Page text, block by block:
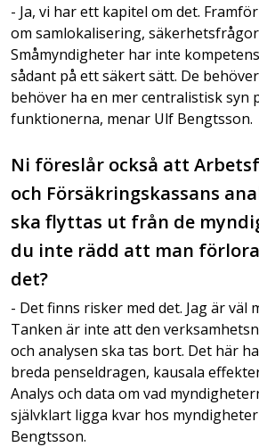
- Ja, vi har ett kapitel om det.
om samlokalisering,
Småmyndigheter har inte
sådant på ett säkert sätt. De
behöver ha en mer centralistisk syn
funktionerna, menar Ulf Bengtsson.
Ni föreslår också att
och Försäkringskassans
ska flyttas ut från de
du inte rädd att man
det?
- Det finns risker med det. Jag är väl
Tanken är inte att den
och analysen ska tas bort. Det här
breda penseldragen, kausala
Analys och data om vad
självklart ligga kvar hos
Bengtsson.